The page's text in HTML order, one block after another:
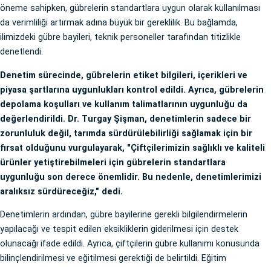
öneme sahipken, gübrelerin standartlara uygun olarak kullanılması
da verimliliği artırmak adına büyük bir gereklilik. Bu bağlamda,
ilimizdeki gübre bayileri, teknik personeller tarafından titizlikle
denetlendi.
Denetim sürecinde, gübrelerin etiket bilgileri, içerikleri ve
piyasa şartlarına uygunlukları kontrol edildi. Ayrıca, gübrelerin
depolama koşulları ve kullanım talimatlarının uygunluğu da
değerlendirildi. Dr. Turgay Şişman, denetimlerin sadece bir
zorunluluk değil, tarımda sürdürülebilirliği sağlamak için bir
fırsat olduğunu vurgulayarak, "Çiftçilerimizin sağlıklı ve kaliteli
ürünler yetiştirebilmeleri için gübrelerin standartlara
uygunluğu son derece önemlidir. Bu nedenle, denetimlerimizi
aralıksız sürdüreceğiz," dedi.
Denetimlerin ardından, gübre bayilerine gerekli bilgilendirmelerin
yapılacağı ve tespit edilen eksikliklerin giderilmesi için destek
olunacağı ifade edildi. Ayrıca, çiftçilerin gübre kullanımı konusunda
bilinçlendirilmesi ve eğitilmesi gerektiği de belirtildi. Eğitim